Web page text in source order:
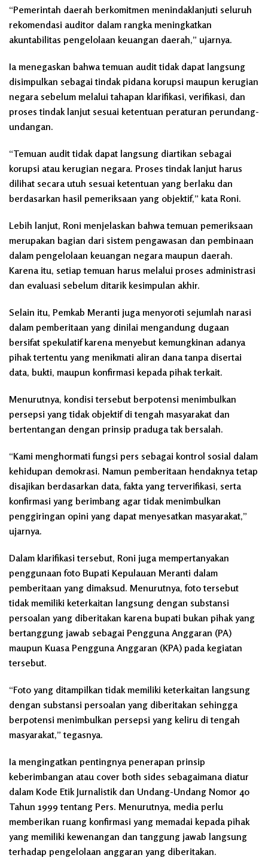
“Pemerintah daerah berkomitmen menindaklanjuti seluruh
rekomendasi auditor dalam rangka meningkatkan
akuntabilitas pengelolaan keuangan daerah,” ujarnya.
Ia menegaskan bahwa temuan audit tidak dapat langsung
disimpulkan sebagai tindak pidana korupsi maupun kerugian
negara sebelum melalui tahapan klarifikasi, verifikasi, dan
proses tindak lanjut sesuai ketentuan peraturan perundang-
undangan.
“Temuan audit tidak dapat langsung diartikan sebagai
korupsi atau kerugian negara. Proses tindak lanjut harus
dilihat secara utuh sesuai ketentuan yang berlaku dan
berdasarkan hasil pemeriksaan yang objektif,” kata Roni.
Lebih lanjut, Roni menjelaskan bahwa temuan pemeriksaan
merupakan bagian dari sistem pengawasan dan pembinaan
dalam pengelolaan keuangan negara maupun daerah.
Karena itu, setiap temuan harus melalui proses administrasi
dan evaluasi sebelum ditarik kesimpulan akhir.
Selain itu, Pemkab Meranti juga menyoroti sejumlah narasi
dalam pemberitaan yang dinilai mengandung dugaan
bersifat spekulatif karena menyebut kemungkinan adanya
pihak tertentu yang menikmati aliran dana tanpa disertai
data, bukti, maupun konfirmasi kepada pihak terkait.
Menurutnya, kondisi tersebut berpotensi menimbulkan
persepsi yang tidak objektif di tengah masyarakat dan
bertentangan dengan prinsip praduga tak bersalah.
“Kami menghormati fungsi pers sebagai kontrol sosial dalam
kehidupan demokrasi. Namun pemberitaan hendaknya tetap
disajikan berdasarkan data, fakta yang terverifikasi, serta
konfirmasi yang berimbang agar tidak menimbulkan
penggiringan opini yang dapat menyesatkan masyarakat,”
ujarnya.
Dalam klarifikasi tersebut, Roni juga mempertanyakan
penggunaan foto Bupati Kepulauan Meranti dalam
pemberitaan yang dimaksud. Menurutnya, foto tersebut
tidak memiliki keterkaitan langsung dengan substansi
persoalan yang diberitakan karena bupati bukan pihak yang
bertanggung jawab sebagai Pengguna Anggaran (PA)
maupun Kuasa Pengguna Anggaran (KPA) pada kegiatan
tersebut.
“Foto yang ditampilkan tidak memiliki keterkaitan langsung
dengan substansi persoalan yang diberitakan sehingga
berpotensi menimbulkan persepsi yang keliru di tengah
masyarakat,” tegasnya.
Ia mengingatkan pentingnya penerapan prinsip
keberimbangan atau cover both sides sebagaimana diatur
dalam Kode Etik Jurnalistik dan Undang-Undang Nomor 40
Tahun 1999 tentang Pers. Menurutnya, media perlu
memberikan ruang konfirmasi yang memadai kepada pihak
yang memiliki kewenangan dan tanggung jawab langsung
terhadap pengelolaan anggaran yang diberitakan.